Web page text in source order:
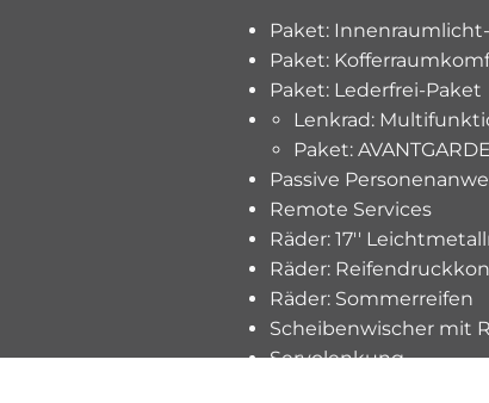
Paket:
Paket:
Paket: Lederfrei-Paket
Lenkrad:
Paket:
Passive
Remote Services
Räder: 17''
Räder:
Räder: Sommerreifen
Scheibenwischer mit
Servolenkung